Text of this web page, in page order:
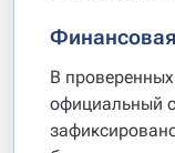
В
официальный